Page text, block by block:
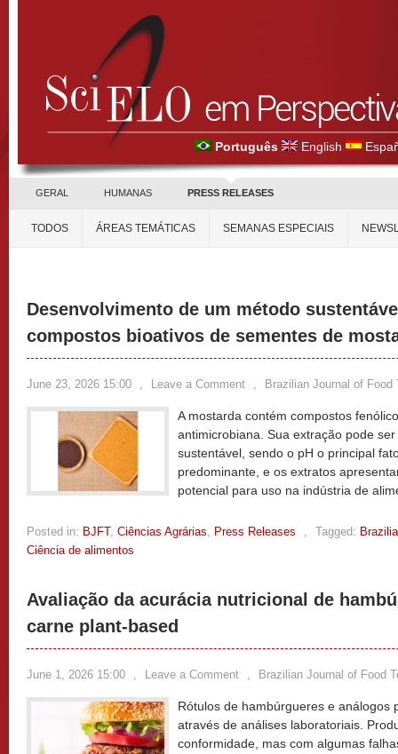
Português English
GERAL HUMANAS PRESS RELEASES
TODOS ÁREAS TEMÁTICAS SEMANAS ESPECIAIS
Desenvolvimento de um método
compostos bioativos de sementes de
June 23, 2026 15:00 , Leave a Comment , Brazilian Journal of Food
A mostarda contém compostos
antimicrobiana. Sua extração pode
sustentável, sendo o pH o principal
predominante, e os extratos
potencial para uso na indústria de
Posted in: BJFT, Ciências Agrárias, Press Releases , Tagged:
Ciência de alimentos
Avaliação da acurácia nutricional de
carne plant-based
June 1, 2026 15:00 , Leave a Comment , Brazilian Journal of Food
Rótulos de hambúrgueres e análogos
através de análises laboratoriais.
conformidade, mas com algumas